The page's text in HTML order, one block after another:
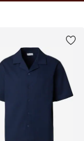
styles can be worn as
attitude.